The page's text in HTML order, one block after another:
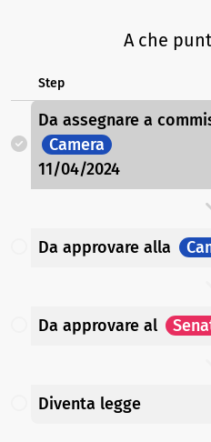
A che
Step
Da assegnare a
Camera
11/04/2024
Da approvare alla
Da approvare al
Diventa legge